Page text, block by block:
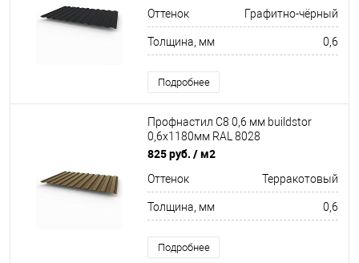
Оттенок Графитно-чёрный
Толщина, мм 0,6
Подробнее
Профнастил С8 0,6 мм buildstor
0,6х1180мм RAL 8028
Терракотовый
825 руб. / м2
Оттенок Терракотовый
Толщина, мм 0,6
Подробнее